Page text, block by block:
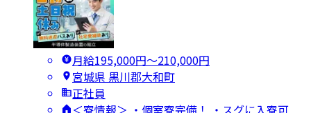
月給195,000円〜210,000円
宮城県 黒川郡大和町
正社員
＜寮情報＞ ・個室寮完備！ ・スグに入寮可